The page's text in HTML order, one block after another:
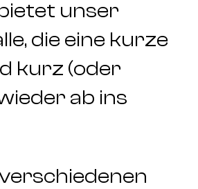
unser
die eine kurze
kurz (oder
ab ins